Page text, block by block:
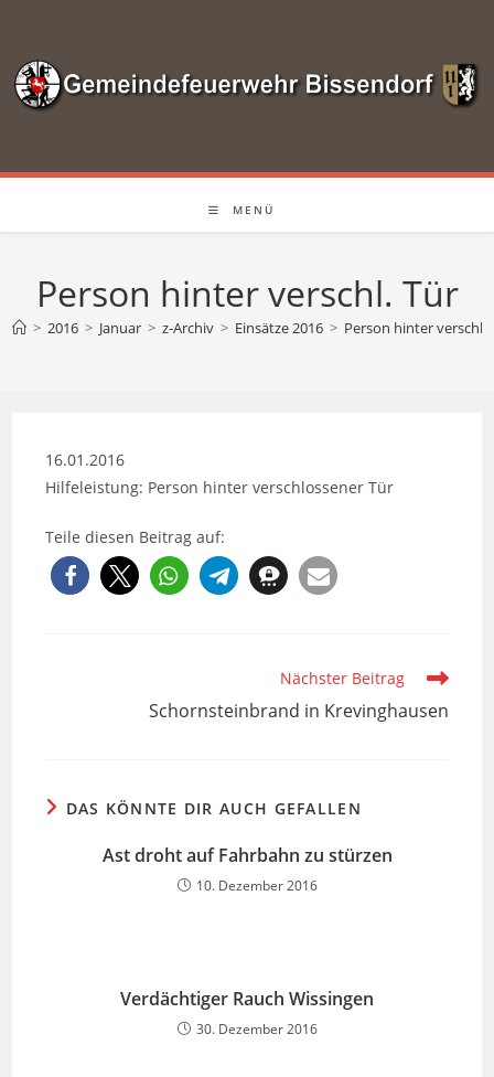
springen
MENÜ
Person hinter verschl. Tür
> 2016 > Januar > z-Archiv > Einsätze 2016 > Person hinter verschl.
16.01.2016
Hilfeleistung: Person hinter verschlossener Tür
Teile diesen Beitrag auf:
Nächster Beitrag
Schornsteinbrand in Krevinghausen
DAS KÖNNTE DIR AUCH GEFALLEN
Ast droht auf Fahrbahn zu stürzen
10. Dezember 2016
Verdächtiger Rauch Wissingen
30. Dezember 2016